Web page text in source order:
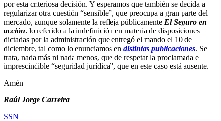
por esta criteriosa decisión. Y esperamos que también se decida a
regularizar otra cuestión “sensible”, que preocupa a gran parte del
mercado, aunque solamente la refleja públicamente El Seguro en
acción: lo referido a la indefinición en materia de disposiciones
dictadas por la administración que entregó el mando el 10 de
diciembre, tal como lo enunciamos en distintas publicaciones. Se
trata, nada más ni nada menos, que de respetar la proclamada e
imprescindible “seguridad jurídica”, que en este caso está ausente.
Amén
Raúl Jorge Carreira
SSN